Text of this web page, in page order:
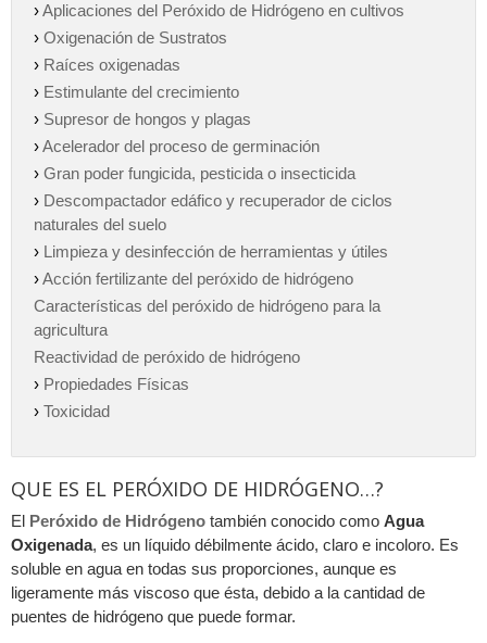
›Aplicaciones del Peróxido de Hidrógeno en cultivos
› Oxigenación de Sustratos
› Raíces oxigenadas
› Estimulante del crecimiento
› Supresor de hongos y plagas
›Acelerador del proceso de germinación
› Gran poder fungicida, pesticida o insecticida
› Descompactador edáfico y recuperador de ciclos
naturales del suelo
› Limpieza y desinfección de herramientas y útiles
›Acción fertilizante del peróxido de hidrógeno
Características del peróxido de hidrógeno para la
agricultura
Reactividad de peróxido de hidrógeno
› Propiedades Físicas
› Toxicidad
QUE ES EL PERÓXIDO DE HIDRÓGENO…?
El Peróxido de Hidrógeno también conocido como Agua
Oxigenada, es un líquido débilmente ácido, claro e incoloro. Es
soluble en agua en todas sus proporciones, aunque es
ligeramente más viscoso que ésta, debido a la cantidad de
puentes de hidrógeno que puede formar.